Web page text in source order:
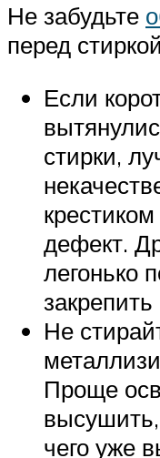
Не забудьте
перед стиркой
Если
стирки,
дефект.
легонько
Не
Проще
чего уже